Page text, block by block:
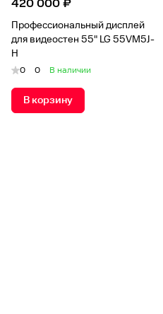
420 000 ₽
Профессиональный дисплей
для видеостен 55" LG 55VM5J-
H
0 0 В наличии
В корзину